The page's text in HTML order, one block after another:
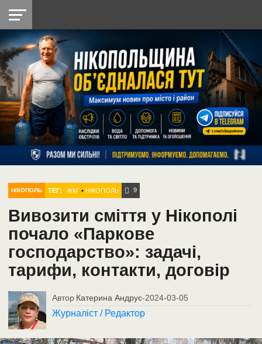
НІКОПОЛЬ
РАЙОН
СІЧЕСЛАВСЬКА
УКРАЇНА
РЕТРО
НІКОПОЛЬ
ЛАЙТ
УКРАЇНА
ДОПОМОГА
РАДІО
НІКОПОЛЬ ТЕГ: ЖКГ •НІКОПОЛЬ 9
Вивозити сміття у Нікополі
почало «Паркове
господарство»: задачі,
тарифи, контакти, договір
Автор Катерина Андрус-2024-03-05
Журналіст / Редактор